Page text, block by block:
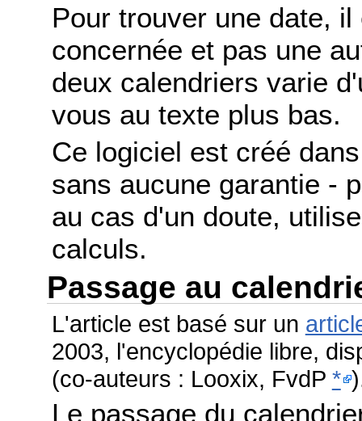
Pour trouver une date,
concernée et pas une
deux calendriers varie
vous au texte plus bas.
Ce logiciel est créé
sans aucune garantie -
au cas d'un doute,
calculs.
Passage au
L'article est basé sur un
2003, l'encyclopédie libre,
(co-auteurs : Looxix, FvdP *
Le passage du